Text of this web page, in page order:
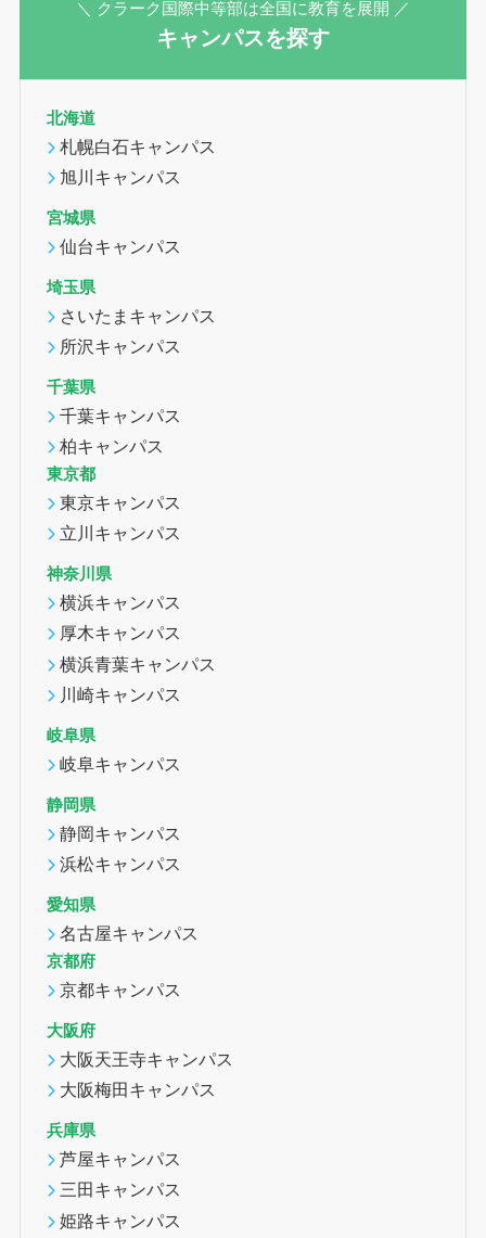
＼ クラーク国際中等部は全国に教育を展開 ／
キャンパスを探す
北海道
札幌白石キャンパス
旭川キャンパス
宮城県
仙台キャンパス
埼玉県
さいたまキャンパス
所沢キャンパス
千葉県
千葉キャンパス
柏キャンパス
東京都
東京キャンパス
立川キャンパス
神奈川県
横浜キャンパス
厚木キャンパス
横浜青葉キャンパス
川崎キャンパス
岐阜県
岐阜キャンパス
静岡県
静岡キャンパス
浜松キャンパス
愛知県
名古屋キャンパス
京都府
京都キャンパス
大阪府
大阪天王寺キャンパス
大阪梅田キャンパス
兵庫県
芦屋キャンパス
三田キャンパス
姫路キャンパス